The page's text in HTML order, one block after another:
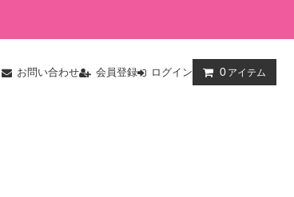
お問い合わせ 会員登録 ログイン 0 アイテム